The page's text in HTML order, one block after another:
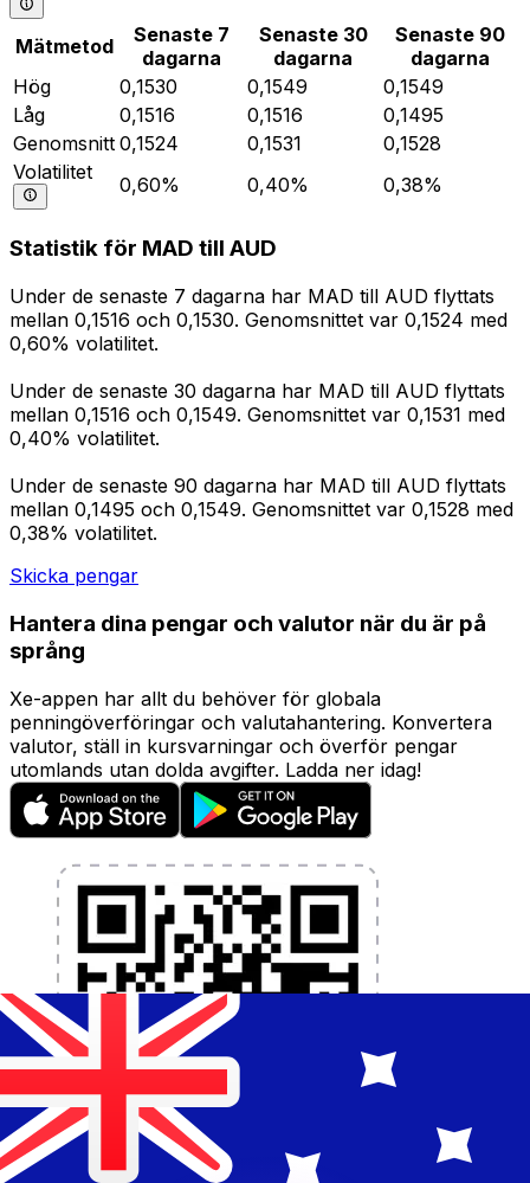
Mätmetod
Senaste 7
dagarna
Senaste 30
dagarna
Senaste 90
dagarna
Hög
0,1530 0,1549
0,1549
Låg
0,1516 0,1516
0,1495
Genomsnitt 0,1524 0,1531
0,1528
Volatilitet
0,60% 0,40% 0,38%
Statistik för MAD till AUD
Under de senaste 7 dagarna har MAD till AUD flyttats
mellan 0,1516 och 0,1530. Genomsnittet var 0,1524 med
0,60% volatilitet.
Under de senaste 30 dagarna har MAD till AUD flyttats
mellan 0,1516 och 0,1549. Genomsnittet var 0,1531 med
0,40% volatilitet.
Under de senaste 90 dagarna har MAD till AUD flyttats
mellan 0,1495 och 0,1549. Genomsnittet var 0,1528 med
0,38% volatilitet.
Skicka pengar
Hantera dina pengar och valutor när du är på
språng
Xe-appen har allt du behöver för globala
penningöverföringar och valutahantering. Konvertera
valutor, ställ in kursvarningar och överför pengar
utomlands utan dolda avgifter. Ladda ner idag!